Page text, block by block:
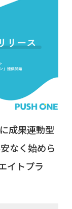
成果連動型
なく始めら
イトプラ